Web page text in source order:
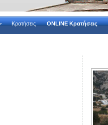
Κρατήσεις ONLINE Κρατήσεις